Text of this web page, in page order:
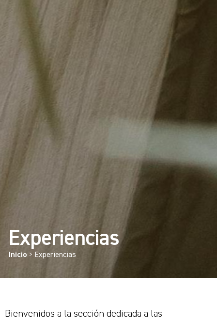
Experiencias
Inicio > Experiencias
Bienvenidos a la sección dedicada a las